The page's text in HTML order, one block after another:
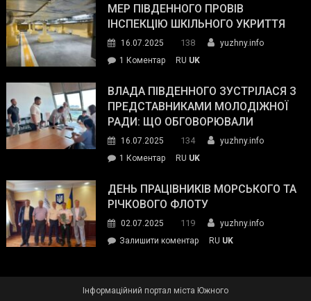
органів:
«Наш
спільний
окупанти.
Маємо
діяти
команда
ДСНС
власноруч
пожежу
у
МЕР ПІВДЕННОГО ПРОВІВ
ІНСПЕКЦІЮ ШКІЛЬНОГО УКРИТТЯ
16.07.2025 138
yuzhny.info
1 Коментардо
Південного
провів
інспекцію
укриття
RU UK
ВЛАДА ПІВДЕННОГО ЗУСТРІЛАСЯ З
ПРЕДСТАВНИКАМИ МОЛОДІЖНОЇ
РАДИ: ЩО ОБГОВОРЮВАЛИ
16.07.2025 134
yuzhny.info
1 Коментардо
Південного
зустрілася
представниками
молодіжної
обговорювали
RU UK
ДЕНЬ ПРАЦІВНИКІВ МОРСЬКОГО ТА
РІЧКОВОГО ФЛОТУ
02.07.2025 119
yuzhny.info
Залишити коментарon
RU UK
Інформаційний портал міста Южного